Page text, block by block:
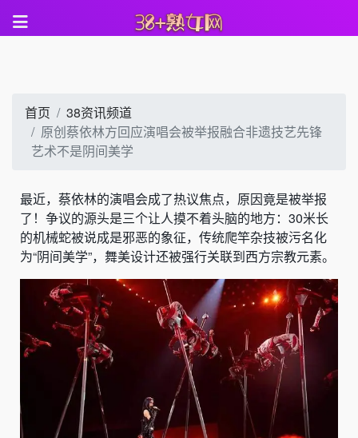
首页
38资讯频道
原创蔡依林方回应演唱会被举报融合非遗技艺先锋
艺术不是阴间美学
最近，蔡依林的演唱会成了热议焦点，原因竟是被举报
了！争议的源头是三个让人摸不着头脑的地方：30米长
的机械蛇被说成是邪恶的象征，传统爬竿杂技被污名化
为“阴间美学”，舞美设计还被强行关联到西方宗教元素。